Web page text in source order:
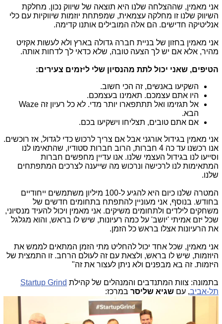
אני מאמין, שההצלחה שלנו היא תוצאה של שיווק נכון. מחלקת
השיווק שלנו זו מחלקה עצמאית, שמפתחת יוזמות שיווקיות עם כלי
אנליטיקה חדישים. הם אלה המובילים אותנו קדימה.
אני מאמין בחזון של בניית חברה גדולה בארץ ולא לעשות אקזיט
מהיר, אלא אם יש לך הצעה טובה, שלא כדאי לך לדחות אותה.
הטיפים, שאני יכול לתת מהנסיון שלי ליזמים צעירים:
השקיעו באנשים, זה הכי חשוב.
היו אתם עצמכם. תאמינו בעצמכם.
אל תגזימו ואל תתתפארו יותר מדי. לא כל רעיון זה Waze
הבא.
אם אתם טובים, תצליחו וישקיעו בכם.
אני מאמין בגידול אורגני אבל אם צריך לרכוש כדי לגדול, אז רוכשים.
אנו רכשנו עד כה 4 חברות, הרוב חברות סטודיו, שהתאימו לנו
וסייעו לנו בגידול העצמי שלנו. אנו עדיין מחפשים חברות
המתאימות לנו לרכישה ונרכוש מה שייענה לצרכים המתפתחים
שלנו.
המטרה שלנו כיום היא להגיע ל-100 מיליון משתמשים ייחודיים
בחודש. בנוסף, אני מעוניין להתפתח בתחומים חדשים של
משחקים לילדים ולתחומים משיקים. אני מאמין ויכול להעיד מנסיוני,
שכל יזם אמיתי 'יושב' על כמה רעיונות, שיש לו בראש, והוא מגלגל
את הרעיונות אצלו בראש כל הזמן.
אני מאמין, שכל אחד יכול להחליט מתי הזמן המתאים לממש את
היוזמות, שיש לו בראש, ולצאת עם זה לעולם הרחב. זו התמצית של
היזמות. זה בא מבפנים ולא ניתן לעצור את זה"
בתמונה: צוות המתנדבים והמנהלים של קהילת Startup Grind
תל-אביב, עם שגיא שליסר במרכז: